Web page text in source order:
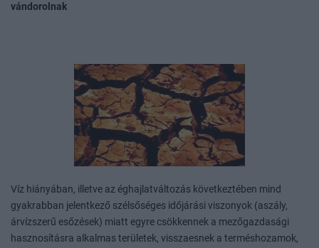
vándorolnak
Víz hiányában, illetve az éghajlatváltozás következtében mind
gyakrabban jelentkező szélsőséges időjárási viszonyok (aszály,
árvízszerű esőzések) miatt egyre csökkennek a mezőgazdasági
hasznosításra alkalmas területek, visszaesnek a terméshozamok,